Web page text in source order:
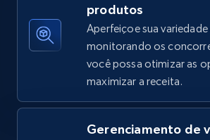
TikTok Shop - discover records
price, Final price, Discount percent,
produtos
Aperfeiçoe sua
monitorando os
você possa otimizar as
maximizar a receita.
Gerenciamento de